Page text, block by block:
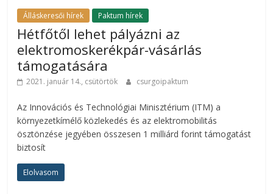
Álláskeresői hírek Paktum hírek
Hétfőtől lehet pályázni az
elektromoskerékpár-vásárlás
támogatására
2021. január 14., csütörtök csurgoipaktum
Az Innovációs és Technológiai Minisztérium (ITM) a
környezetkímélő közlekedés és az elektromobilitás
ösztönzése jegyében összesen 1 milliárd forint támogatást
biztosít
Elolvasom